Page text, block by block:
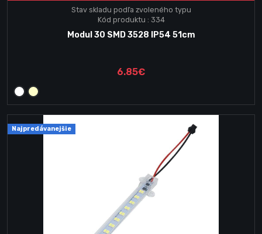
Stav skladu podľa zvoleného typu
Kód produktu : 334
Modul 30 SMD 3528 IP54 51cm
6.85€
Najpredávanejšie